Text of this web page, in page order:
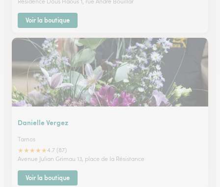
Voir la boutique
Danielle Vergez
Tarnos
★★★★★4.7 (87)
Avenue Julian Grimau 13, place de la Résistance
Voir la boutique